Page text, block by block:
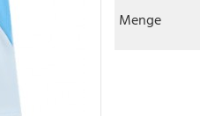
Menge